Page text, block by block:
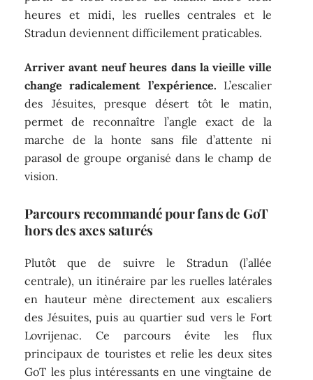
heures et midi, les ruelles centrales et le
Stradun deviennent difficilement praticables.
Arriver avant neuf heures dans la vieille ville
change radicalement l’expérience. L’escalier
des Jésuites, presque désert tôt le matin,
permet de reconnaître l’angle exact de la
marche de la honte sans file d’attente ni
parasol de groupe organisé dans le champ de
vision.
Parcours recommandé pour fans de GoT
hors des axes saturés
Plutôt que de suivre le Stradun (l’allée
centrale), un itinéraire par les ruelles latérales
en hauteur mène directement aux escaliers
des Jésuites, puis au quartier sud vers le Fort
Lovrijenac. Ce parcours évite les flux
principaux de touristes et relie les deux sites
GoT les plus intéressants en une vingtaine de